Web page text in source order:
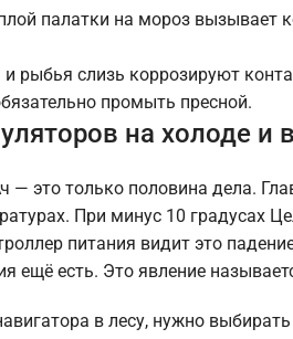
палатки на мороз вызывает
рыбья слизь коррозируют
промыть пресной.
на холоде и
— это только половина дела.
При минус 10 градусах
питания видит это
ещё есть. Это явление
в лесу, нужно